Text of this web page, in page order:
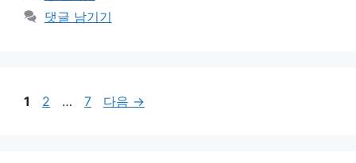
테
댓글 남기기
페
1
페
2 …
페
7 다음 →